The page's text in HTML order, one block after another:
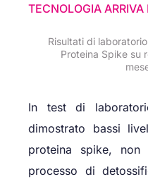
TECNOLOGIA ARRIVA
Risultati di
Proteina Spike su
In test di
dimostrato bassi
proteina spike,
processo di